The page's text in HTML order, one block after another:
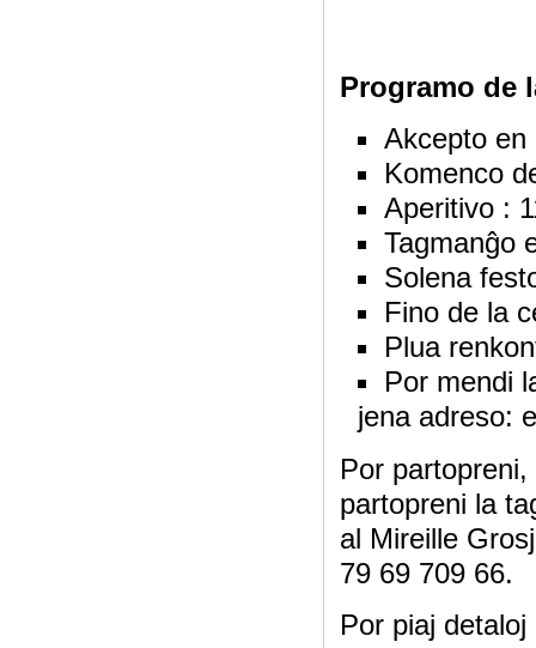
Programo de
Akcepto en
Komenco
Aperitivo :
Tagmanĝo
Solena
Fino de la
Plua
Por mendi
jena adreso:
Por
partopreni la
al Mireille
79 69 709 66.
Por piaj